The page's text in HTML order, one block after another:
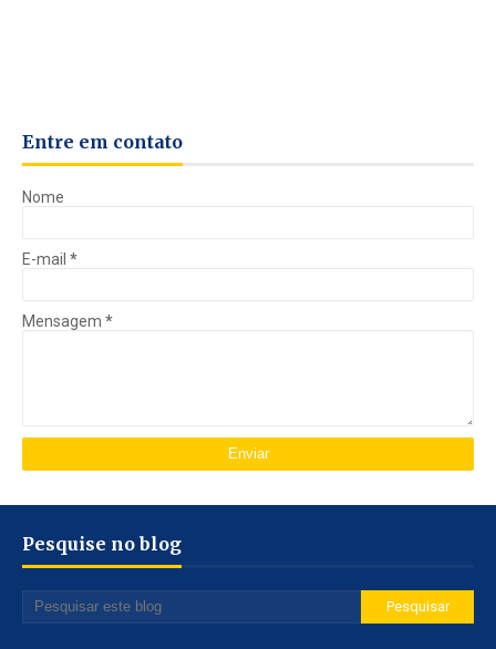
Entre em contato
Nome
E-mail *
Mensagem *
Pesquise no blog